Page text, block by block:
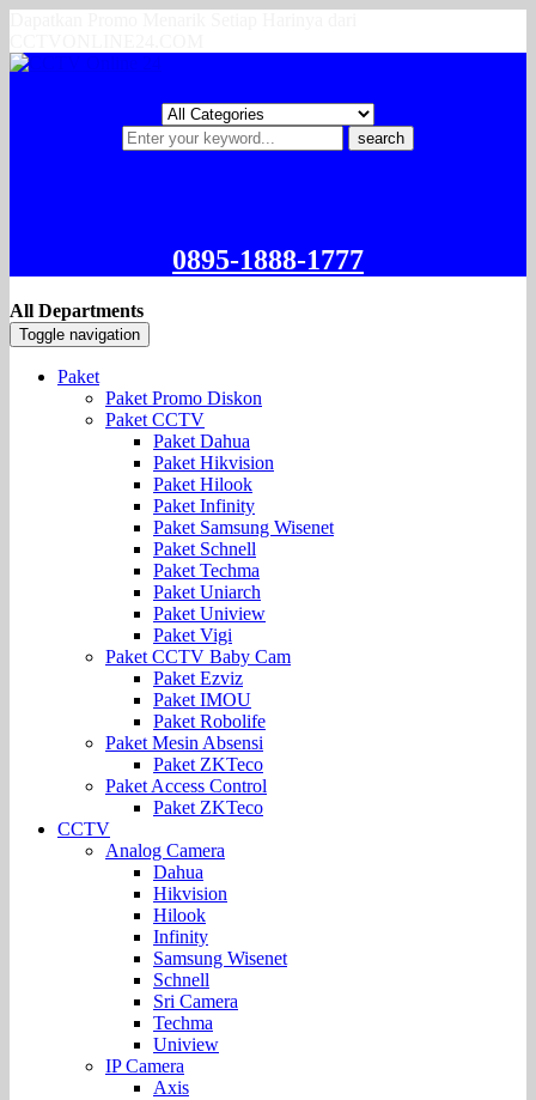
search
0895-1888-1777
All Departments
Toggle navigation
Paket
Paket Promo Diskon
Paket CCTV
Paket Dahua
Paket Hikvision
Paket Hilook
Paket Infinity
Paket Samsung Wisenet
Paket Schnell
Paket Techma
Paket Uniarch
Paket Uniview
Paket Vigi
Paket CCTV Baby Cam
Paket Ezviz
Paket IMOU
Paket Robolife
Paket Mesin Absensi
Paket ZKTeco
Paket Access Control
Paket ZKTeco
CCTV
Analog Camera
Dahua
Hikvision
Hilook
Infinity
Samsung Wisenet
Schnell
Sri Camera
Techma
Uniview
IP Camera
Axis